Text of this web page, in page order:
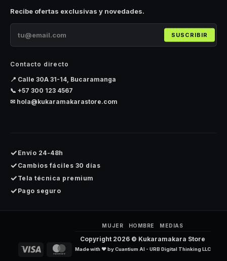
Recibe ofertas exclusivas y novedades.
SUSCRIBIR
Contacto directo
📍 Calle 30A 31-14, Bucaramanga
📞 +57 300 123 4567
✉ hola@kukaramakarastore.com
✓ Envío 24-48h
✓ Cambios fáciles 30 días
✓ Tela técnica premium
✓ Pago seguro
Visa MasterCard
MUJER HOMBRE MEDIAS
Copyright 2026 © Kukaramakara Store
Made with ❤️ byCuantium AI - URB Digital Thinking LLC